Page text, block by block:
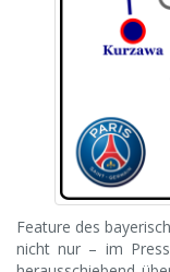
Feature des
nicht nur – im